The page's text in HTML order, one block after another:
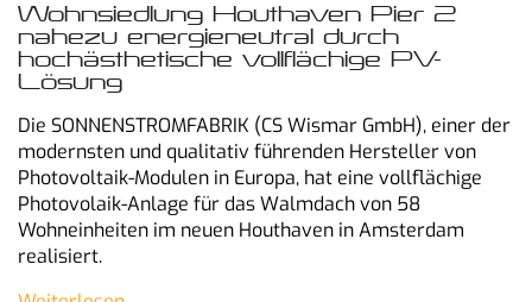
Wohnsiedlung Houthaven Pier 2
nahezu energieneutral durch
hochästhetische vollflächige PV-
Lösung
Die SONNENSTROMFABRIK (CS Wismar GmbH), einer der
modernsten und qualitativ führenden Hersteller von
Photovoltaik-Modulen in Europa, hat eine vollflächige
Photovolaik-Anlage für das Walmdach von 58
Wohneinheiten im neuen Houthaven in Amsterdam
realisiert.